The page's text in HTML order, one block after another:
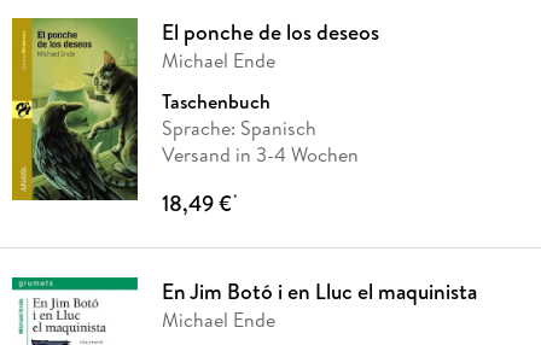
El ponche de los deseos
Michael Ende
Taschenbuch
Sprache: Spanisch
Versand in 3-4 Wochen
18,49 €*
En Jim Botó i en Lluc el maquinista
Michael Ende